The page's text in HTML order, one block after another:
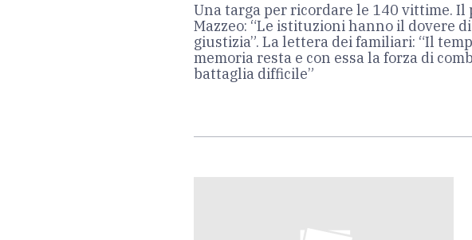
Una targa per ricordare le 140 vittime. Il
Mazzeo: “Le istituzioni hanno il dovere
giustizia”. La lettera dei familiari: “Il
memoria resta e con essa la forza di
battaglia difficile”